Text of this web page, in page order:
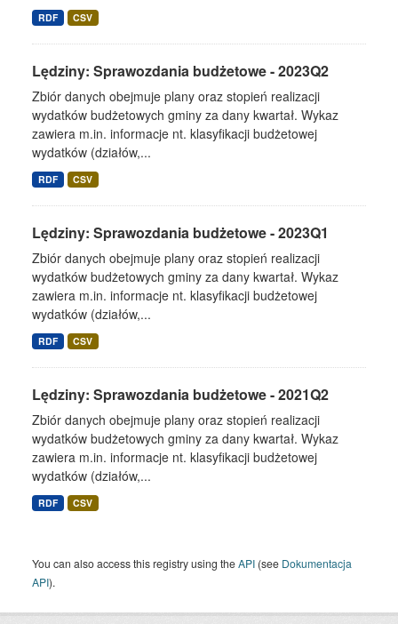
RDF CSV
Lędziny: Sprawozdania budżetowe - 2023Q2
Zbiór danych obejmuje plany oraz stopień realizacji
wydatków budżetowych gminy za dany kwartał. Wykaz
zawiera m.in. informacje nt. klasyfikacji budżetowej
wydatków (działów,...
RDF CSV
Lędziny: Sprawozdania budżetowe - 2023Q1
Zbiór danych obejmuje plany oraz stopień realizacji
wydatków budżetowych gminy za dany kwartał. Wykaz
zawiera m.in. informacje nt. klasyfikacji budżetowej
wydatków (działów,...
RDF CSV
Lędziny: Sprawozdania budżetowe - 2021Q2
Zbiór danych obejmuje plany oraz stopień realizacji
wydatków budżetowych gminy za dany kwartał. Wykaz
zawiera m.in. informacje nt. klasyfikacji budżetowej
wydatków (działów,...
RDF CSV
You can also access this registry using theAPI (see Dokumentacja
API).